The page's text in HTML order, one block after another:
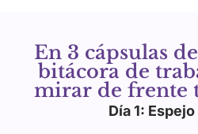
En 3 cápsulas
bitácora de
mirar de frente
Día 1: